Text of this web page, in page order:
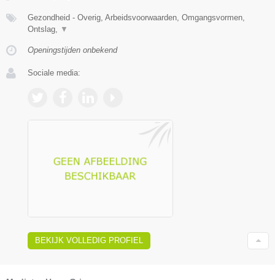
Gezondheid - Overig, Arbeidsvoorwaarden, Omgangsvormen,
Ontslag,
▼
Openingstijden onbekend
Sociale media:
BEKIJK VOLLEDIG PROFIEL